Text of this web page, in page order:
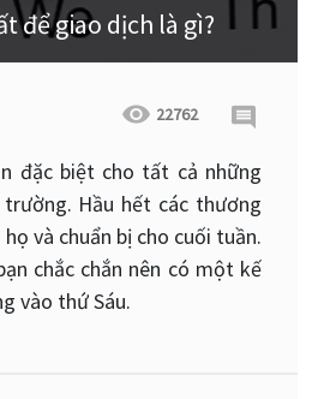
để giao dịch là gì?
22762
đặc biệt cho tất cả những
Hầu hết các thương
và chuẩn bị cho cuối tuần.
chắc chắn nên có một kế
vào thứ Sáu.